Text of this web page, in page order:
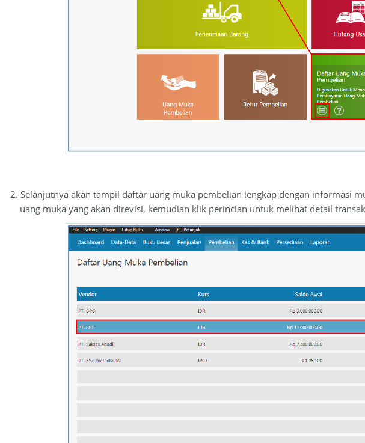
2. Selanjutnya akan tampil daftar uang muka pembelian lengkap dengan informasi
uang muka yang akan direvisi, kemudian klik perincian untuk melihat detail